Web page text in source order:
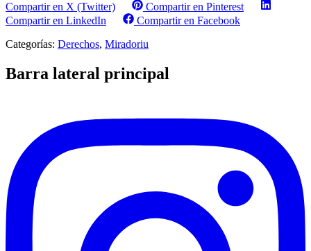
Compartir en X (Twitter)
Compartir en Pinterest
Compartir en LinkedIn
Compartir en Facebook
Categorías: Derechos, Miradoriu
Barra lateral principal